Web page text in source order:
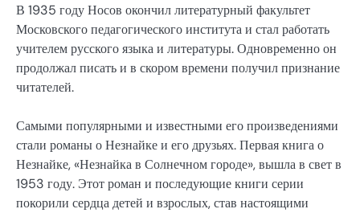
В 1935 году Носов окончил литературный факультет
Московского педагогического института и стал работать
учителем русского языка и литературы. Одновременно он
продолжал писать и в скором времени получил признание
читателей.
Самыми популярными и известными его произведениями
стали романы о Незнайке и его друзьях. Первая книга о
Незнайке, «Незнайка в Солнечном городе», вышла в свет в
1953 году. Этот роман и последующие книги серии
покорили сердца детей и взрослых, став настоящими